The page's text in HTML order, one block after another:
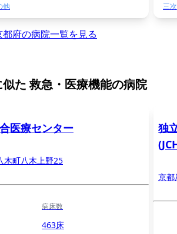
他
三
都府の病院一覧を見る
た 救急・医療機能の病院
医療センター
木町八木上野25
病床数
463床
独
京都